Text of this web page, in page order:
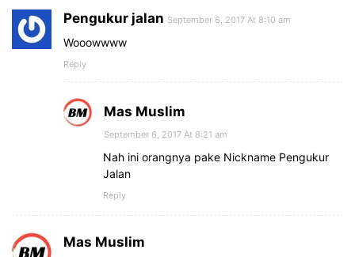
Pengukur jalan September 6, 2017 At 8:10 am
Wooowwww
Reply
Mas Muslim
September 6, 2017 At 8:21 am
Nah ini orangnya pake Nickname Pengukur
Jalan
Reply
Mas Muslim